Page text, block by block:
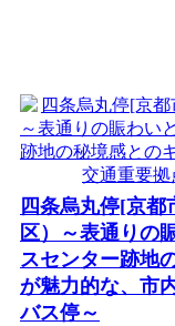
四条烏丸停[京
区）～表通りの
スセンター跡地
が魅力的な、市
バス停～